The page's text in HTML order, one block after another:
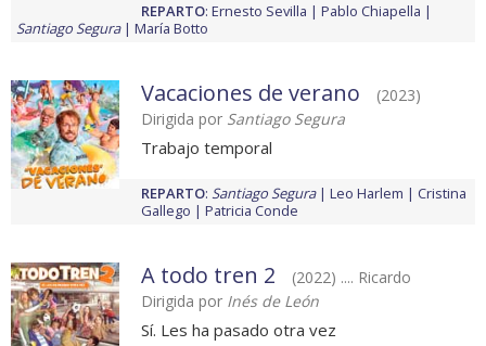
REPARTO: Ernesto Sevilla
Pablo Chiapella
Santiago Segura
María Botto
Vacaciones de verano
(2023)
Dirigida por Santiago Segura
Trabajo temporal
REPARTO: Santiago Segura Leo Harlem
Cristina
Gallego
Patricia Conde
A todo tren 2
(2022) .... Ricardo
Dirigida por Inés de León
Sí. Les ha pasado otra vez